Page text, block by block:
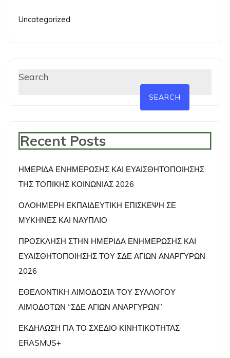
Uncategorized
Search
SEARCH
Recent Posts
ΗΜΕΡΙΔΑ ΕΝΗΜΕΡΩΣΗΣ ΚΑΙ ΕΥΑΙΣΘΗΤΟΠΟΙΗΣΗΣ
ΤΗΣ ΤΟΠΙΚΗΣ ΚΟΙΝΩΝΙΑΣ 2026
ΟΛΟΗΜΕΡΗ ΕΚΠΑΙΔΕΥΤΙΚΗ ΕΠΙΣΚΕΨΗ ΣΕ
ΜΥΚΗΝΕΣ ΚΑΙ ΝΑΥΠΛΙΟ
ΠΡΟΣΚΛΗΣΗ ΣΤΗΝ ΗΜΕΡΙΔΑ ΕΝΗΜΕΡΩΣΗΣ ΚΑΙ
ΕΥΑΙΣΘΗΤΟΠΟΙΗΣΗΣ ΤΟΥ ΣΔΕ ΑΓΙΩΝ ΑΝΑΡΓΥΡΩΝ
2026
ΕΘΕΛΟΝΤΙΚΗ ΑΙΜΟΔΟΣΙΑ ΤΟΥ ΣΥΛΛΟΓΟΥ
ΑΙΜΟΔΟΤΩΝ “ΣΔΕ ΑΓΙΩΝ ΑΝΑΡΓΥΡΩΝ”
ΕΚΔΗΛΩΣΗ ΓΙΑ ΤΟ ΣΧΕΔΙΟ ΚΙΝΗΤΙΚΟΤΗΤΑΣ
ERASMUS+